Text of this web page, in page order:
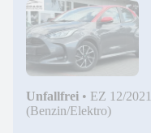
Unfallfrei • EZ 12/2021
(Benzin/Elektro)